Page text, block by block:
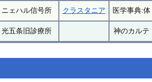
ニェハル信号所 クラスタニア 医学事典:体
光五条旧診療所 神のカルテ